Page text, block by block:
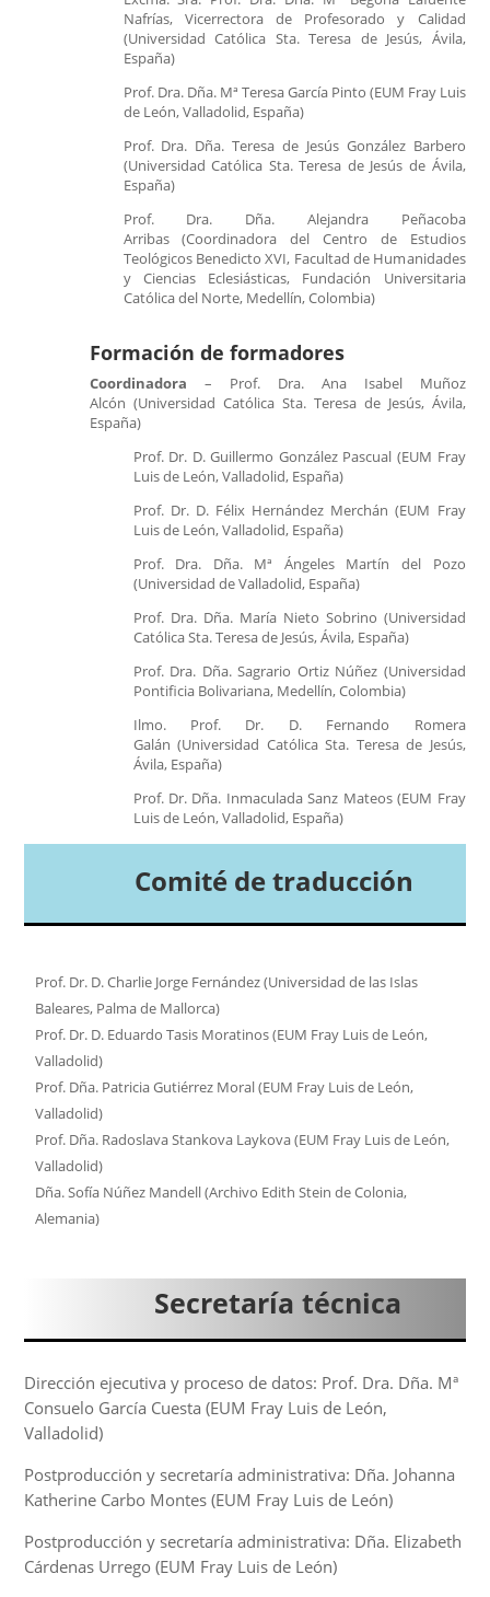
Nafrías, Vicerrectora de Profesorado y Calidad
(Universidad Católica Sta. Teresa de Jesús, Ávila,
España)
Prof. Dra. Dña. Mª Teresa García Pinto (EUM Fray Luis
de León, Valladolid, España)
Prof. Dra. Dña. Teresa de Jesús González Barbero
(Universidad Católica Sta. Teresa de Jesús de Ávila,
España)
Prof. Dra. Dña. Alejandra Peñacoba
Arribas (Coordinadora del Centro de Estudios
Teológicos Benedicto XVI, Facultad de Humanidades
y Ciencias Eclesiásticas, Fundación Universitaria
Católica del Norte, Medellín, Colombia)
Formación de formadores
Coordinadora – Prof. Dra. Ana Isabel Muñoz
Alcón (Universidad Católica Sta. Teresa de Jesús, Ávila,
España)
Prof. Dr. D. Guillermo González Pascual (EUM Fray
Luis de León, Valladolid, España)
Prof. Dr. D. Félix Hernández Merchán (EUM Fray
Luis de León, Valladolid, España)
Prof. Dra. Dña. Mª Ángeles Martín del Pozo
(Universidad de Valladolid, España)
Prof. Dra. Dña. María Nieto Sobrino (Universidad
Católica Sta. Teresa de Jesús, Ávila, España)
Prof. Dra. Dña. Sagrario Ortiz Núñez (Universidad
Pontificia Bolivariana, Medellín, Colombia)
Ilmo. Prof. Dr. D. Fernando Romera
Galán (Universidad Católica Sta. Teresa de Jesús,
Ávila, España)
Prof. Dr. Dña. Inmaculada Sanz Mateos (EUM Fray
Luis de León, Valladolid, España)
Comité de traducción
Prof. Dr. D. Charlie Jorge Fernández (Universidad de las Islas
Baleares, Palma de Mallorca)
Prof. Dr. D. Eduardo Tasis Moratinos (EUM Fray Luis de León,
Valladolid)
Prof. Dña. Patricia Gutiérrez Moral (EUM Fray Luis de León,
Valladolid)
Prof. Dña. Radoslava Stankova Laykova (EUM Fray Luis de León,
Valladolid)
Dña. Sofía Núñez Mandell (Archivo Edith Stein de Colonia,
Alemania)
Secretaría técnica
Dirección ejecutiva y proceso de datos: Prof. Dra. Dña. Mª
Consuelo García Cuesta (EUM Fray Luis de León,
Valladolid)
Postproducción y secretaría administrativa: Dña. Johanna
Katherine Carbo Montes (EUM Fray Luis de León)
Postproducción y secretaría administrativa: Dña. Elizabeth
Cárdenas Urrego (EUM Fray Luis de León)